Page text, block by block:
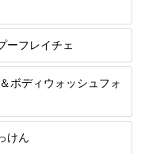
ーフレイチェ
ボディウォッシュフォ
けん